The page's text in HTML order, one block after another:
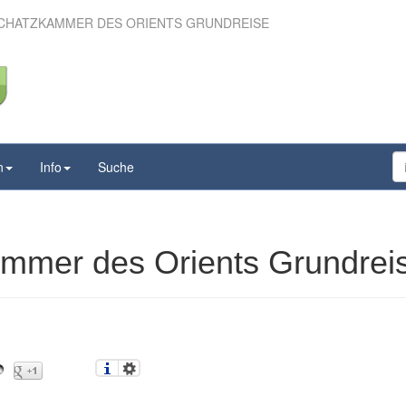
DES ORIENTS GRUNDREISE
Info Suche
des
Grundreise
des Orients